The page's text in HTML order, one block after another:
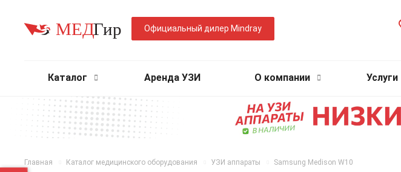
Официальный дилер Mindray
Каталог Аренда УЗИ О компании Услуги
Главная Каталог медицинского оборудования УЗИ аппараты Samsung Medison W10